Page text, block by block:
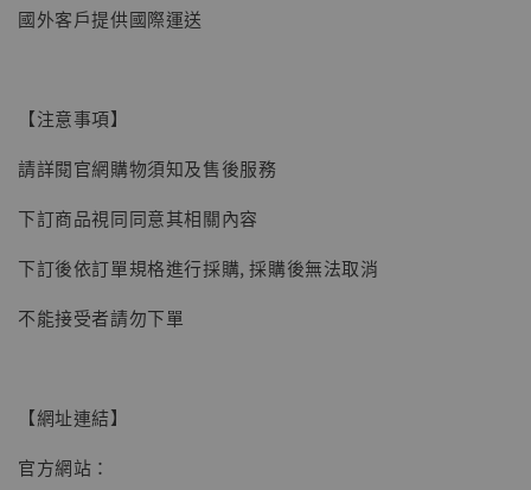
國外客戶提供國際運送
【注意事項】
請詳閱官網購物須知及售後服務
下訂商品視同同意其相關內容
下訂後依訂單規格進行採購, 採購後無法取消
不能接受者請勿下單
【網址連結】
官方網站：